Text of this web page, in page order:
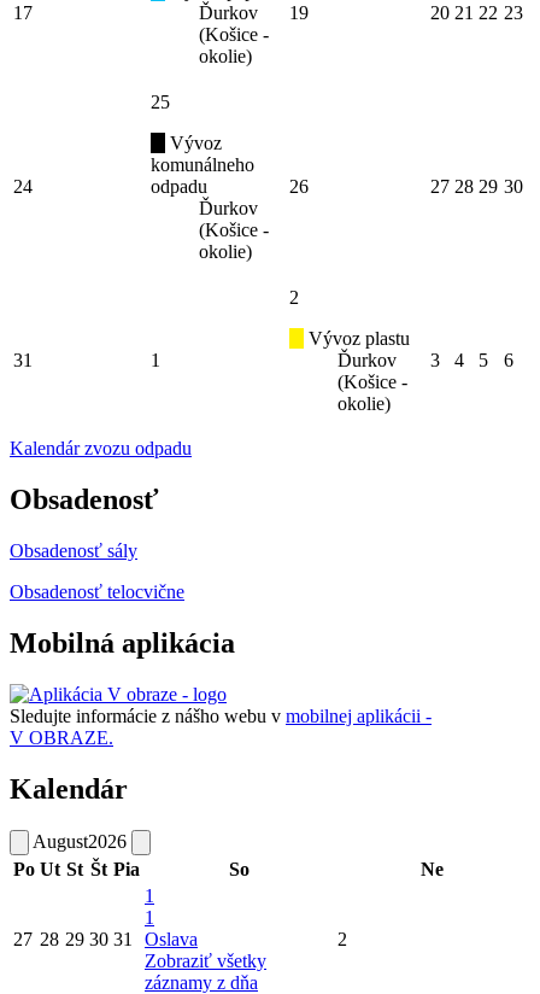
17
Ďurkov
(Košice -
okolie)
19 20 21 22 23
24
25
Vývoz
komunálneho
odpadu
Ďurkov
(Košice -
okolie)
26 27 28 29 30
31 1
2
Vývoz plastu
Ďurkov
(Košice -
okolie)
3 4 5 6
Kalendár zvozu odpadu
Obsadenosť
Obsadenosť sály
Obsadenosť telocvične
Mobilná aplikácia
Sledujte informácie z nášho webu v mobilnej aplikácii -
V OBRAZE.
Kalendár
August2026
Po Ut St Št Pia So Ne
27 28 29 30 31
1
1
Oslava
Zobraziť všetky
záznamy z dňa
2